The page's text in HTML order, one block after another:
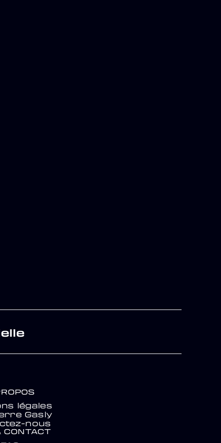
légales
Gasly
nous
CONTACT